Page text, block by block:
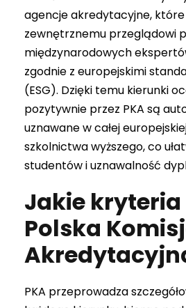
agencje akredytacyjne, które
zewnętrznemu przeglądowi
międzynarodowych
zgodnie z europejskimi
(ESG). Dzięki temu kierunki
pozytywnie przez PKA są
uznawane w całej
szkolnictwa wyższego, co
studentów i uznawalność
Jakie
Polska
PKA przeprowadza